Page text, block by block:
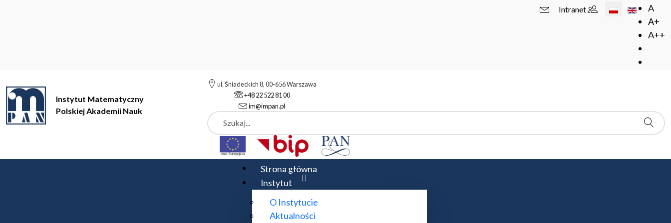
A
A+
A++
Wybierz swój język
Intranet
Instytut Matematyczny
Polskiej Akademii Nauk
ul. Śniadeckich 8, 00-656 Warszawa
+48 22 522 81 00
im@impan.pl
Szukaj
Strona główna
Instytut
O Instytucie
Aktualności
Instytut Matematyczny Polskiej Akademii Nauk Działalność naukowa Konferencje
XLIII Konferencja